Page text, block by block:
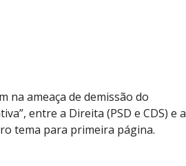
na ameaça de demissão do
entre a Direita (PSD e CDS) e a
tema para primeira página.